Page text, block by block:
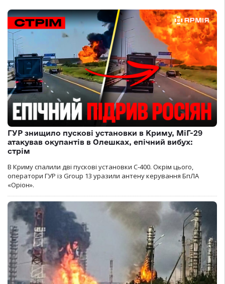
ГУР знищило пускові установки в Криму, МіГ-29
атакував окупантів в Олешках, епічний вибух:
стрім
В Криму спалили дві пускові установки С-400. Окрім цього,
оператори ГУР із Group 13 уразили антену керування БпЛА
«Оріон».